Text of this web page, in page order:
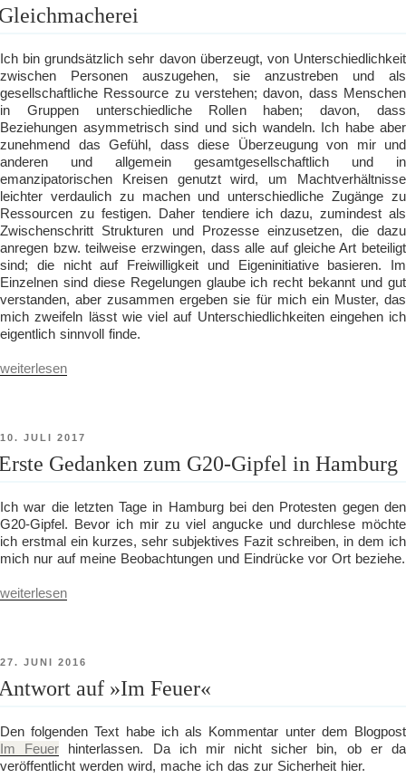
AM
Ich bin grundsätzlich sehr davon überzeugt, von Unterschiedlichkeit
zwischen Personen auszugehen, sie anzustreben und als
gesellschaftliche Ressource zu verstehen; davon, dass Menschen
in Gruppen unterschiedliche Rollen haben; davon, dass
Beziehungen asymmetrisch sind und sich wandeln. Ich habe aber
zunehmend das Gefühl, dass diese Überzeugung von mir und
anderen und allgemein gesamtgesellschaftlich und in
emanzipatorischen Kreisen genutzt wird, um Machtverhältnisse
leichter verdaulich zu machen und unterschiedliche Zugänge zu
Ressourcen zu festigen. Daher tendiere ich dazu, zumindest als
Zwischenschritt Strukturen und Prozesse einzusetzen, die dazu
anregen bzw. teilweise erzwingen, dass alle auf gleiche Art beteiligt
sind; die nicht auf Freiwilligkeit und Eigeninitiative basieren. Im
Einzelnen sind diese Regelungen glaube ich recht bekannt und gut
verstanden, aber zusammen ergeben sie für mich ein Muster, das
mich zweifeln lässt wie viel auf Unterschiedlichkeiten eingehen ich
eigentlich sinnvoll finde.
„Gleichmacherei“
weiterlesen
VERÖFFENTLICHT
AM
10. JULI 2017
Gedanken zum G20-Gipfel in Hamburg
Ich war die letzten Tage in Hamburg bei den Protesten gegen den
G20-Gipfel. Bevor ich mir zu viel angucke und durchlese möchte
ich erstmal ein kurzes, sehr subjektives Fazit schreiben, in dem ich
mich nur auf meine Beobachtungen und Eindrücke vor Ort beziehe.
„Erste
Gipfel
in
Hamburg“
weiterlesen
VERÖFFENTLICHT
AM
27. JUNI 2016
auf »Im Feuer«
Den folgenden Text habe ich als Kommentar unter dem Blogpost
Im Feuer hinterlassen. Da ich mir nicht sicher bin, ob er da
veröffentlicht werden wird, mache ich das zur Sicherheit hier.